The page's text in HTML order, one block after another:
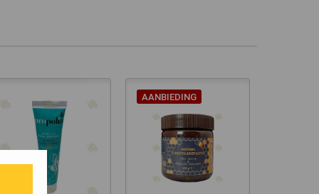
AANBIEDING